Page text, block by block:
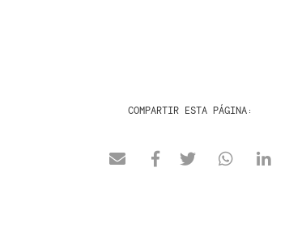
COMPARTIR ESTA PÁGINA: